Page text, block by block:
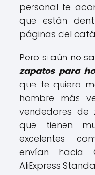
personal te
que están
páginas del
Pero si aún no
zapatos para
que te quiero
hombre más
vendedores
que tienen
excelentes
envían hacia
AliExpress